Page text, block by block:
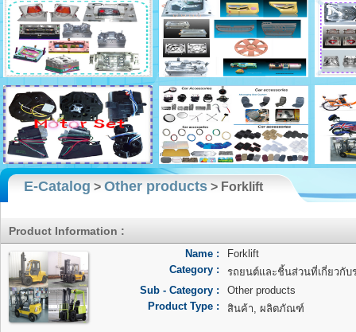
E-Catalog > Other products > Forklift
Product Information :
Name :
Forklift
Category :
รถยนต์และชิ้นส่วนที่เกี่ยวกับ
Sub - Category :
Other products
Product Type :
สินค้า, ผลิตภัณฑ์